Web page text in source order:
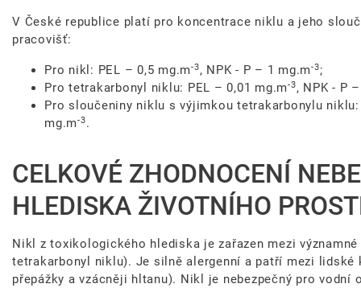
V České republice platí pro koncentrace niklu a jeho
pracovišť:
Pro nikl: PEL – 0,5 mg.m-3, NPK - P – 1 mg.m-3;
Pro tetrakarbonyl niklu: PEL – 0,01 mg.m-3, NPK - P
Pro sloučeniny niklu s výjimkou tetrakarbonylu niklu:
mg.m-3.
CELKOVÉ ZHODNOCENÍ
HLEDISKA ŽIVOTNÍHO
Nikl z toxikologického hlediska je zařazen mezi
tetrakarbonyl niklu). Je silně alergenní a patří mezi lidské
přepážky a vzácněji hltanu). Nikl je nebezpečný pro vodní